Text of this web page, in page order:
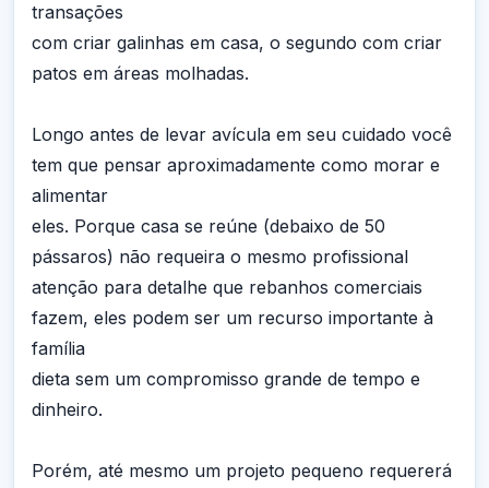
transações
com criar galinhas em casa, o segundo com criar
patos em áreas molhadas.
Longo antes de levar avícula em seu cuidado você
tem que pensar aproximadamente como morar e
alimentar
eles. Porque casa se reúne (debaixo de 50
pássaros) não requeira o mesmo profissional
atenção para detalhe que rebanhos comerciais
fazem, eles podem ser um recurso importante à
família
dieta sem um compromisso grande de tempo e
dinheiro.
Porém, até mesmo um projeto pequeno requererá